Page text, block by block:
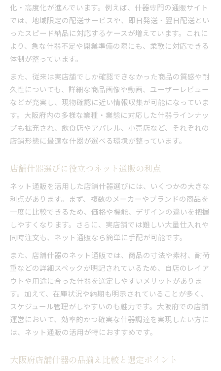
大阪で店舗什器を安く効率よく仕入れる方法
店舗什器ネット通販で仕入れコストを抑える
担当者が実践する店舗什器調達の裏技
大阪の仕入れ担当が選ぶ店舗什器購入手順
店舗什器はネットと実店舗併用が最適解
ネット通販と店舗の両立で什器調達効率化
実店舗と通販の併用メリットと活用術
店舗什器調達の悩みを併用で解決する方法
大阪府で什器のネット・実店舗活用ポイント
化・高度化が進んでいます。例えば、什器専門の通販サイト
では、地域限定の配送サービスや、即日発送・翌日配送とい
ったスピード納品に対応するケースが増えています。これに
より、急な什器不足や開業準備の際にも、柔軟に対応できる
体制が整っています。
また、従来は実店舗でしか確認できなかった商品の質感や耐
久性についても、詳細な商品画像や動画、ユーザーレビュー
などが充実し、現物確認に近い情報収集が可能になっていま
す。大阪府内の多様な業種・業態に対応した什器ラインナッ
プも拡充され、飲食店やアパレル、小売店など、それぞれの
店舗形態に最適な什器が選べる環境が整っています。
店舗什器選びに役立つネット通販の利点
ネット通販を活用した店舗什器選びには、いくつかの大きな
利点があります。まず、複数のメーカーやブランドの商品を
一度に比較できるため、価格や機能、デザインの違いを把握
しやすくなります。さらに、実店舗では難しい大量仕入れや
同時注文も、ネット通販なら簡単に手配が可能です。
また、店舗什器のネット通販では、商品の寸法や素材、耐荷
重などの詳細スペックが明記されているため、自店のレイア
ウトや用途に合った什器を選定しやすいメリットがありま
す。加えて、在庫状況や納期も明示されていることが多く、
スケジュール管理がしやすいのも魅力です。大阪府での店舗
運営において、効率的かつ確実な什器調達を実現したい方に
は、ネット通販の活用が特におすすめです。
大阪府店舗什器の品揃え比較と選定ポイント